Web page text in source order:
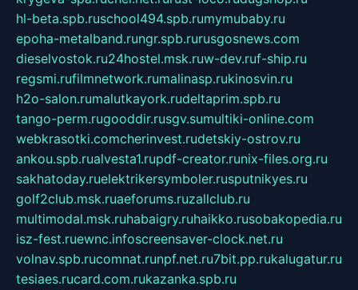
hl-beta.spb.ruschool494.spb.rumymubaby.ru
epoha-metalband.rungr.spb.rurusgosnews.com
dieselvostok.ru24hostel.msk.ruw-dev.ruf-ship.ru
regsmi.rufilmnetwork.rumalinasp.rukinosvin.ru
h2o-salon.rumalutkayork.rudeltaprim.spb.ru
tango-perm.rugooddir.rusgv.sumultiki-online.com
webkrasotki.comcherinvest.rudetskiy-ostrov.ru
ankou.spb.rualvesta1.rupdf-creator.runix-files.org.ru
sakhatoday.ruelektrikersymboler.rusputnikyes.ru
golf2club.msk.ruaeforums.ruzallclub.ru
multimodal.msk.ruhabaigry.ruhaikko.rusobakopedia.ru
isz-fest.ruewnc.infoscreensaver-clock.net.ru
volnav.spb.rucomnat.runpf.net.ru7bit.pp.rukalugatur.ru
tesiaes.rucard.com.rukazanka.spb.ru